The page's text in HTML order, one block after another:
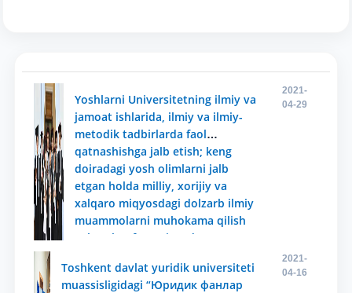
Yoshlarni Universitetning ilmiy va
jamoat ishlarida, ilmiy va ilmiy-
metodik tadbirlarda faol
qatnashishga jalb etish; keng
doiradagi yosh olimlarni jalb
etgan holda milliy, xorijiy va
xalqaro miqyosdagi dolzarb ilmiy
muammolarni muhokama qilish
uchun konferensiya, davra
tashkil etish va o‘tkazish;
2021-
04-29
Toshkent davlat yuridik universiteti
muassisligidagi “Юридик фанлар
2021-
04-16